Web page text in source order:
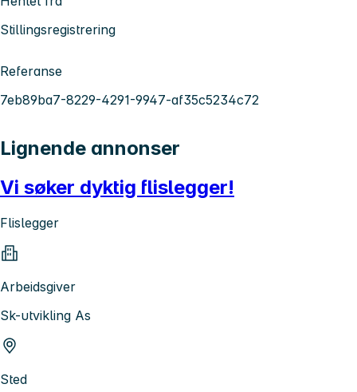
Stillingsregistrering
Referanse
7eb89ba7-8229-4291-9947-af35c5234c72
Lignende annonser
Vi søker dyktig flislegger!
Flislegger
Arbeidsgiver
Sk-utvikling As
Sted